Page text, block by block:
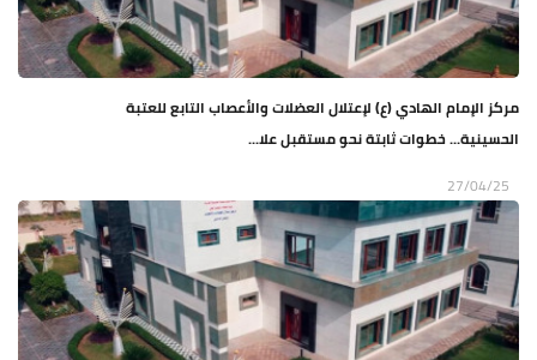
مركز الإمام الهادي (ع) لإعتلال العضلات والأعصاب التابع للعتبة
الحسينية... خطوات ثابتة نحو مستقبل علا...
27/04/25